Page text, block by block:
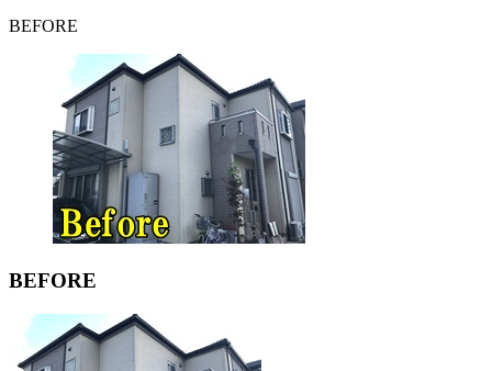
BEFORE
BEFORE